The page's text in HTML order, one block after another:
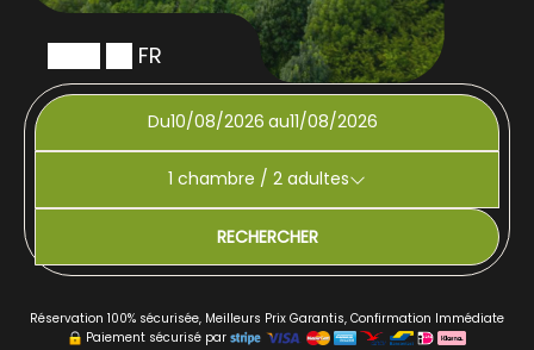
FR
Du au
1 chambre / 2 adultes
RECHERCHER
Réservation 100% sécurisée, Meilleurs Prix Garantis, Confirmation Immédiate
Paiement sécurisé par